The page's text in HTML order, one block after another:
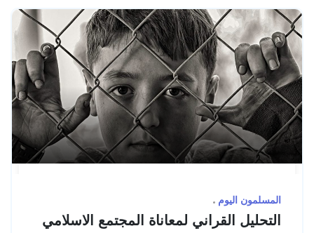
المسلمون اليوم
التحليل القراني لمعاناة المجتمع الاسلامي